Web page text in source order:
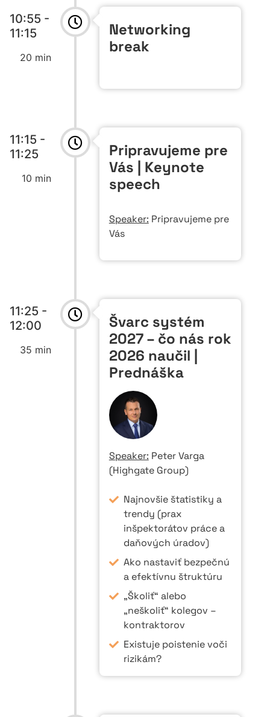
10:55 -
11:15
20 min
Networking
break
11:15 -
11:25
10 min
Pripravujeme pre
Vás | Keynote
speech
Speaker: Pripravujeme pre
Vás
11:25 -
12:00
35 min
Švarc systém
2027 – čo nás rok
2026 naučil |
Prednáška
Speaker: Peter Varga
(Highgate Group)
Najnovšie štatistiky a
trendy (prax
inšpektorátov práce a
daňových úradov)
Ako nastaviť bezpečnú
a efektívnu štruktúru
„Školiť“ alebo
„neškoliť“ kolegov –
kontraktorov
Existuje poistenie voči
rizikám?